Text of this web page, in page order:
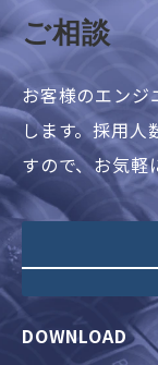
ご相談
お客様のエンジ
します。採用人
すので、お気軽
DOWNLOAD